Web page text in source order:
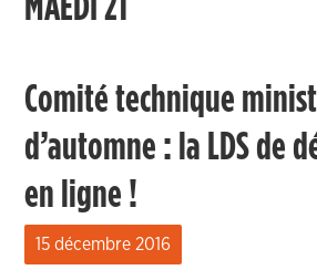
Comité technique
d’automne : la LDS de
en ligne !
15 décembre 2016